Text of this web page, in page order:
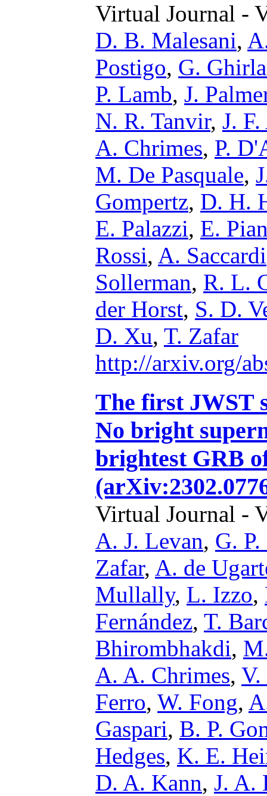
Virtual Journal -
D. B. Malesani,
Postigo, G.
P. Lamb, J.
N. R. Tanvir, J.
A. Chrimes, P.
M. De Pasquale,
Gompertz, D. H.
E. Palazzi, E.
Rossi, A. Saccardi
Sollerman, R. L.
der Horst, S. D.
D. Xu, T. Zafar
http://arxiv.org/
The first JWST
No bright
brightest GRB
Virtual Journal -
A. J. Levan, G.
Zafar, A. de
Mullally, L. Izzo,
Fernández, T.
Bhirombhakdi,
A. A. Chrimes,
Ferro, W. Fong,
Gaspari, B. P.
Hedges, K. E.
D. A. Kann, J. A.